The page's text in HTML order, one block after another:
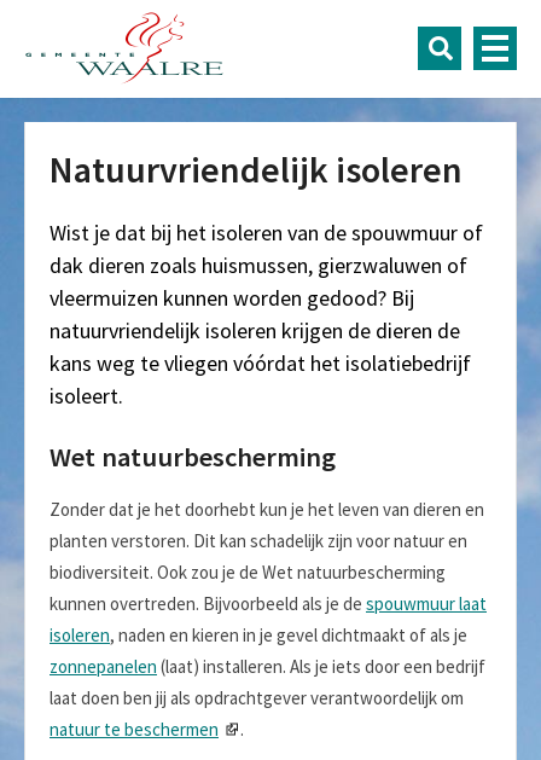
Natuurvriendelijk isoleren
Wist je dat bij het isoleren van de spouwmuur of
dak dieren zoals huismussen, gierzwaluwen of
vleermuizen kunnen worden gedood? Bij
natuurvriendelijk isoleren krijgen de dieren de
kans weg te vliegen vóórdat het isolatiebedrijf
isoleert.
Wet natuurbescherming
Zonder dat je het doorhebt kun je het leven van dieren en
planten verstoren. Dit kan schadelijk zijn voor natuur en
biodiversiteit. Ook zou je de Wet natuurbescherming
kunnen overtreden. Bijvoorbeeld als je de spouwmuur laat
isoleren, naden en kieren in je gevel dichtmaakt of als je
zonnepanelen (laat) installeren. Als je iets door een bedrijf
laat doen ben jij als opdrachtgever verantwoordelijk om
natuur te beschermen
.